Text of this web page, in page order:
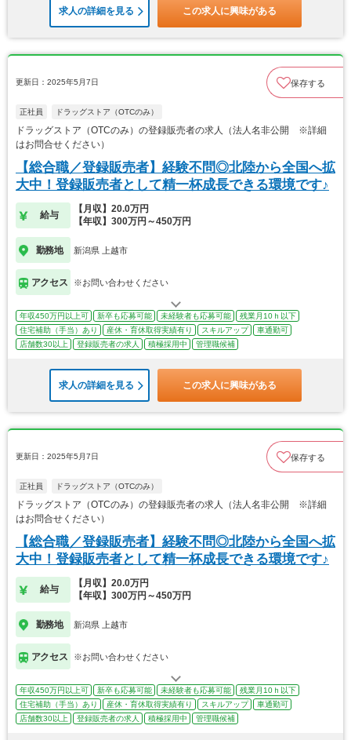
求人の詳細を見る この求人に興味がある
更新日：2025年5月7日 保存する
正社員 ドラッグストア（OTCのみ）
ドラッグストア（OTCのみ）の登録販売者の求人（法人名非公開 ※詳細
はお問合せください）
【総合職／登録販売者】経験不問◎北陸から全国へ拡
大中！登録販売者として精一杯成長できる環境です♪
給与
【月収】20.0万円
【年収】300万円～450万円
勤務地 新潟県 上越市
アクセス ※お問い合わせください
年収450万円以上可 新卒も応募可能 未経験者も応募可能
残業月10ｈ以下
住宅補助（手当）あり
産休・育休取得実績有り スキルアップ
車通勤可
店舗数30以上
登録販売者の求人 積極採用中 管理職候補
求人の詳細を見る この求人に興味がある
更新日：2025年5月7日 保存する
正社員 ドラッグストア（OTCのみ）
ドラッグストア（OTCのみ）の登録販売者の求人（法人名非公開 ※詳細
はお問合せください）
【総合職／登録販売者】経験不問◎北陸から全国へ拡
大中！登録販売者として精一杯成長できる環境です♪
給与
【月収】20.0万円
【年収】300万円～450万円
勤務地 新潟県 上越市
アクセス ※お問い合わせください
年収450万円以上可 新卒も応募可能 未経験者も応募可能
残業月10ｈ以下
住宅補助（手当）あり
産休・育休取得実績有り スキルアップ
車通勤可
店舗数30以上
登録販売者の求人 積極採用中 管理職候補